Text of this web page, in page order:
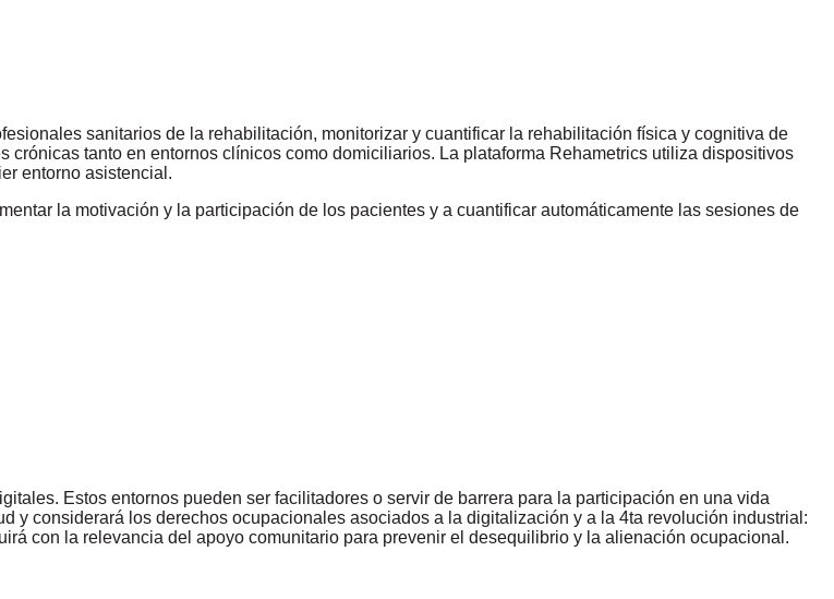
sanitarios de la rehabilitación, monitorizar y cuantificar la rehabilitación física y cognitiva de
tanto en entornos clínicos como domiciliarios. La plataforma Rehametrics utiliza dispositivos
entorno asistencial.
la motivación y la participación de los pacientes y a cuantificar automáticamente las sesiones de
Estos entornos pueden ser facilitadores o servir de barrera para la participación en una vida
y considerará los derechos ocupacionales asociados a la digitalización y a la 4ta revolución industrial:
con la relevancia del apoyo comunitario para prevenir el desequilibrio y la alienación ocupacional.